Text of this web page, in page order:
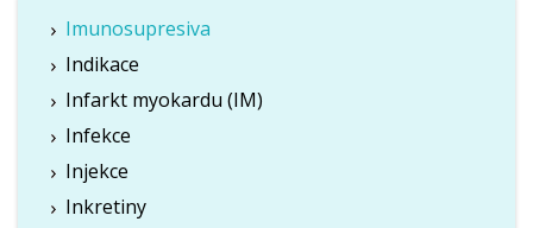
Imunosupresiva
Indikace
Infarkt myokardu (IM)
Infekce
Injekce
Inkretiny